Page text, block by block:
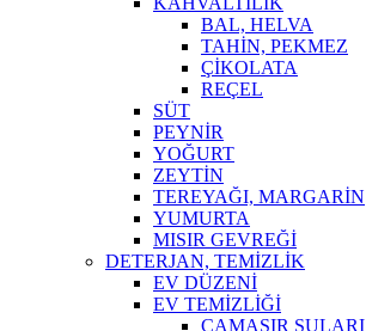
BAL, HELVA
TAHİN, PEKMEZ
ÇİKOLATA
REÇEL
SÜT
PEYNİR
YOĞURT
ZEYTİN
TEREYAĞI, MARGARİN
YUMURTA
MISIR GEVREĞİ
DETERJAN, TEMİZLİK
EV DÜZENİ
EV TEMİZLİĞİ
ÇAMAŞIR SULARI